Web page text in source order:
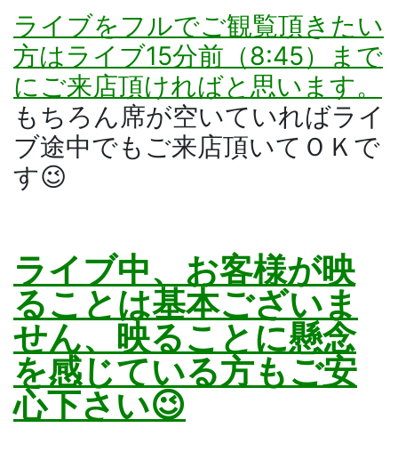
ライブをフルでご観覧頂きたい
方はライブ15分前（8:45）まで
にご来店頂ければと思います。
もちろん席が空いていればライ
ブ途中でもご来店頂いてＯＫで
す😉
ライブ中、お客様が映
ることは基本ございま
せん、映ることに懸念
を感じている方もご安
心下さい😉